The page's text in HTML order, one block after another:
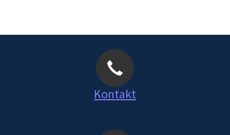
Kontakt